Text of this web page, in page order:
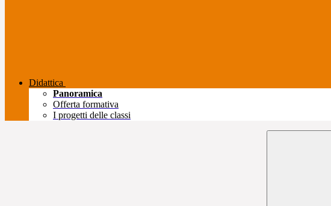
Didattica
Panoramica
Offerta formativa
I progetti delle classi